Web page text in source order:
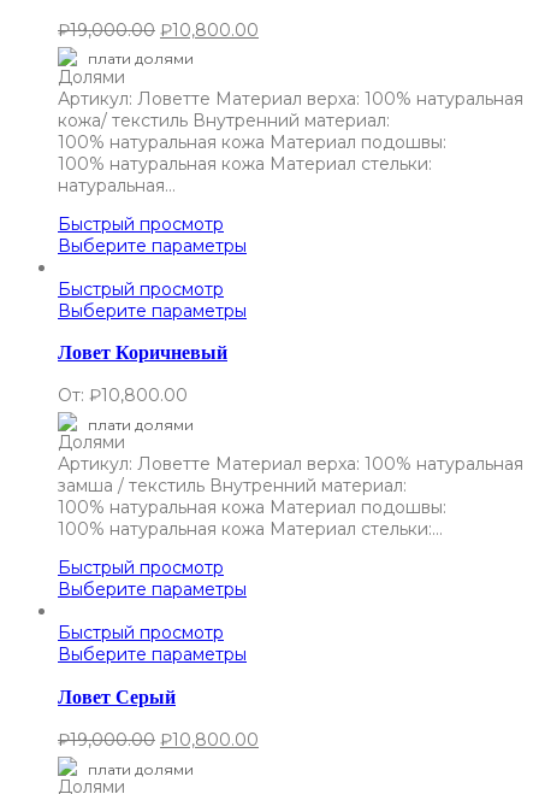
₽19,000.00 ₽10,800.00
плати долями
Артикул: Ловетте Материал верха: 100% натуральная
кожа/ текстиль Внутренний материал:
100% натуральная кожа Материал подошвы:
100% натуральная кожа Материал стельки:
натуральная…
Быстрый просмотр
Выберите параметры
Быстрый просмотр
Выберите параметры
Ловет Коричневый
От: ₽10,800.00
плати долями
Артикул: Ловетте Материал верха: 100% натуральная
замша / текстиль Внутренний материал:
100% натуральная кожа Материал подошвы:
100% натуральная кожа Материал стельки:…
Быстрый просмотр
Выберите параметры
Быстрый просмотр
Выберите параметры
Ловет Серый
₽19,000.00 ₽10,800.00
плати долями